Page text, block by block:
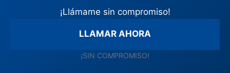
¡Llámame sin compromiso!
LLAMAR AHORA
¡SIN COMPROMISO!